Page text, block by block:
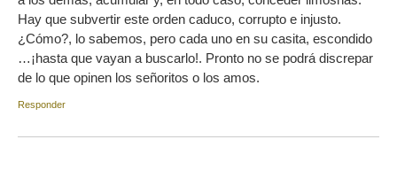
Hay que subvertir este orden caduco, corrupto e injusto.
¿Cómo?, lo sabemos, pero cada uno en su casita, escondido
…¡hasta que vayan a buscarlo!. Pronto no se podrá discrepar
de lo que opinen los señoritos o los amos.
Responder